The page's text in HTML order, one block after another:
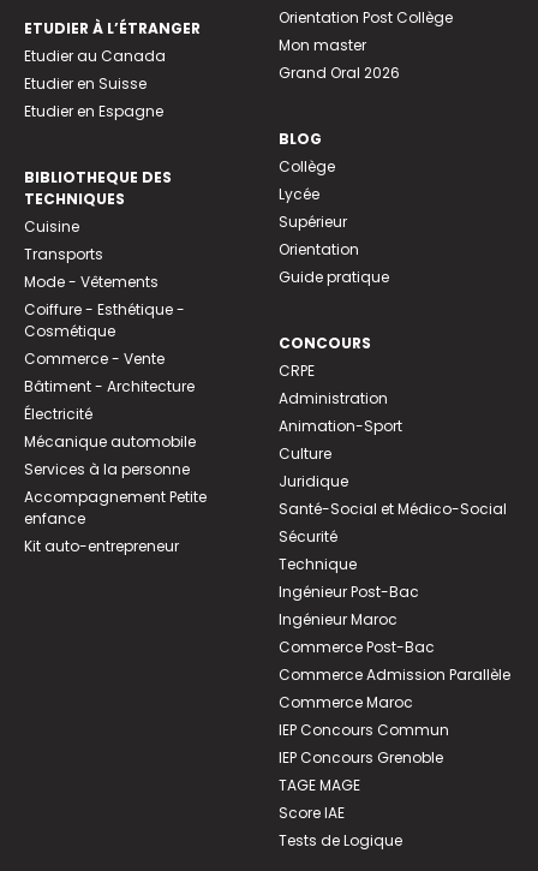
ETUDIER À L’ÉTRANGER
Etudier au Canada
Etudier en Suisse
Etudier en Espagne
BIBLIOTHEQUE DES
TECHNIQUES
Cuisine
Transports
Mode - Vêtements
Coiffure - Esthétique -
Cosmétique
Commerce - Vente
Bâtiment - Architecture
Électricité
Mécanique automobile
Services à la personne
Accompagnement Petite
enfance
Kit auto-entrepreneur
Orientation Post Collège
Mon master
Grand Oral 2026
BLOG
Collège
Lycée
Supérieur
Orientation
Guide pratique
CONCOURS
CRPE
Administration
Animation-Sport
Culture
Juridique
Santé-Social et Médico-Social
Sécurité
Technique
Ingénieur Post-Bac
Ingénieur Maroc
Commerce Post-Bac
Commerce Admission Parallèle
Commerce Maroc
IEP Concours Commun
IEP Concours Grenoble
TAGE MAGE
Score IAE
Tests de Logique